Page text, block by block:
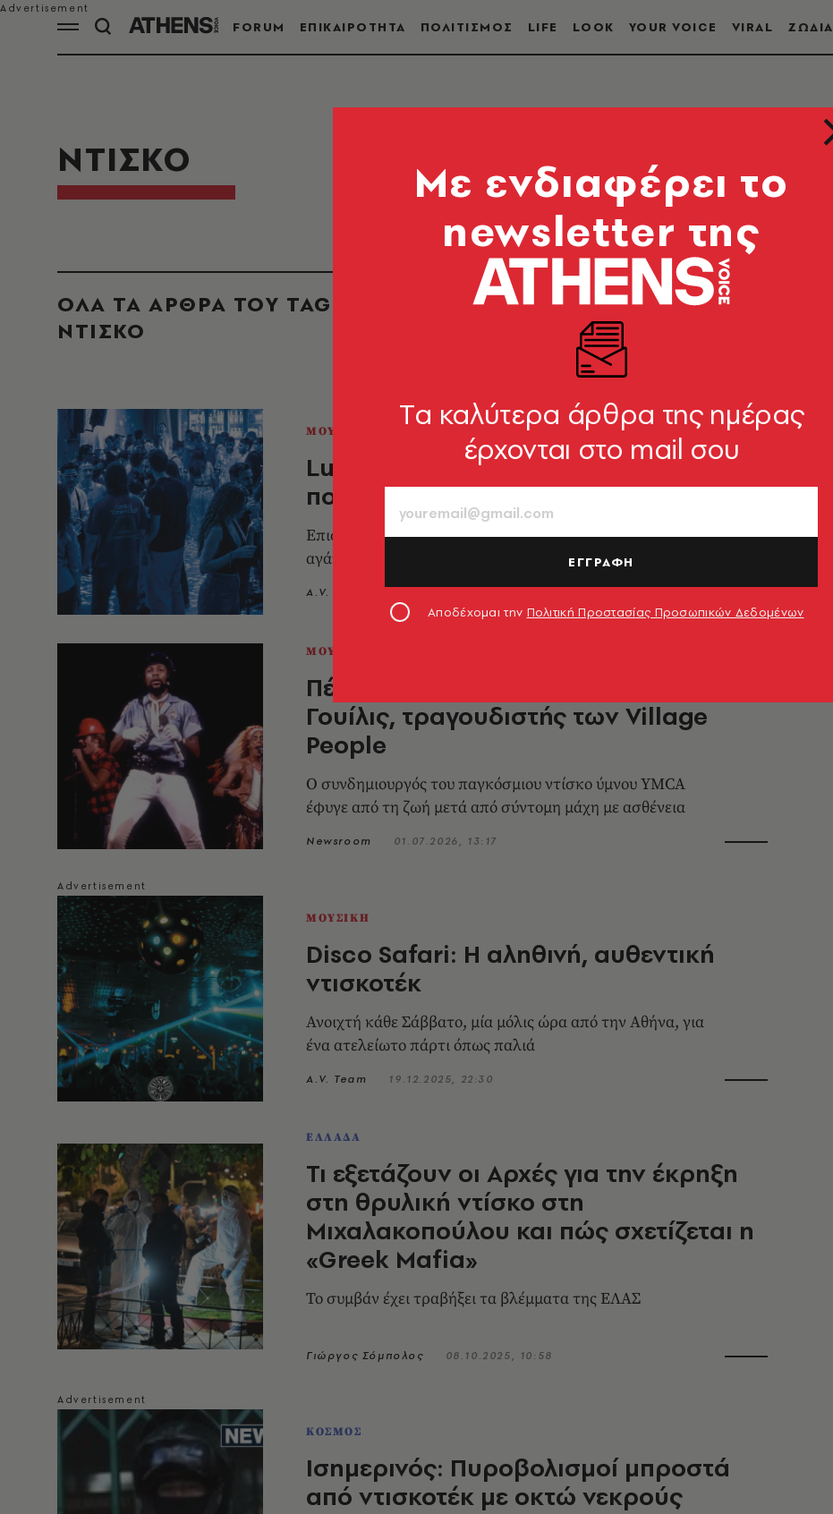
FORUM ΕΠΙΚΑΙΡΟΤΗΤΑ ΠΟΛΙΤΙΣΜΟΣ LIFE LOOK YOUR VOICE VIRAL ΖΩΔΙΑ
ΝΤΙΣΚΟ
ΟΛΑ ΤΑ ΑΡΘΡΑ ΤΟΥ TAG
ΝΤΙΣΚΟ
ΜΟΥΣΙΚΗ
Lucy: Η νέα discotheque της Σύρου
που γεφυρώνει δύο εποχές
Eπισκέπτες και ντόπιοι, διαφορετικές ηλικίες αλλά κοινή
αγάπη για τον χορό και την καλή μουσική
A.V. Team
ΜΟΥΣΙΚΗ
Πέθανε σε ηλικία 74 ετών ο Βίκτορ
Γουίλις, τραγουδιστής των Village
People
Ο συνδημιουργός του παγκόσμιου ντίσκο ύμνου YMCA
έφυγε από τη ζωή μετά από σύντομη μάχη με ασθένεια
Newsroom 01.07.2026, 13:17
ΜΟΥΣΙΚΗ
Disco Safari: Η αληθινή, αυθεντική
ντισκοτέκ
Ανοιχτή κάθε Σάββατο, μία μόλις ώρα από την Αθήνα, για
ένα ατελείωτο πάρτι όπως παλιά
A.V. Team 19.12.2025, 22:30
ΕΛΛΑΔΑ
Τι εξετάζουν οι Αρχές για την έκρηξη
στη θρυλική ντίσκο στη
Μιχαλακοπούλου και πώς σχετίζεται η
«Greek Mafia»
Το συμβάν έχει τραβήξει τα βλέμματα της ΕΛΑΣ
Γιώργος Σόμπολος 08.10.2025, 10:58
ΚΟΣΜΟΣ
Ισημερινός: Πυροβολισμοί μπροστά
από ντισκοτέκ με οκτώ νεκρούς
Mε ενδιαφέρει το
newsletter της
Tα καλύτερα άρθρα της ημέρας
έρχονται στο mail σου
ΕΓΓΡΑΦΗ
Αποδέχομαι την Πολιτική Προστασίας Προσωπικών Δεδομένων